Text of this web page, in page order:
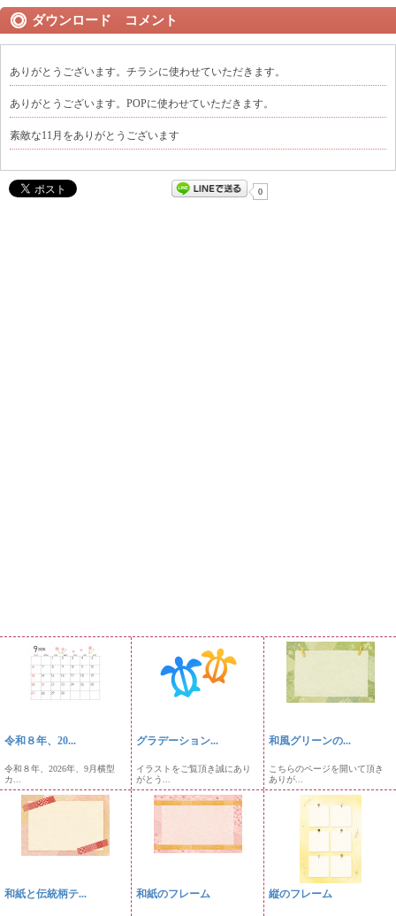
ダウンロード コメント
ありがとうございます。チラシに使わせていただきます。
ありがとうございます。POPに使わせていただきます。
素敵な11月をありがとうございます
0
令和８年、20...
令和８年、2026年、9月横型
カ...
グラデーション...
イラストをご覧頂き誠にあり
がとう...
和風グリーンの...
こちらのページを開いて頂き
ありが...
和紙と伝統柄テ... 和紙のフレーム 縦のフレーム